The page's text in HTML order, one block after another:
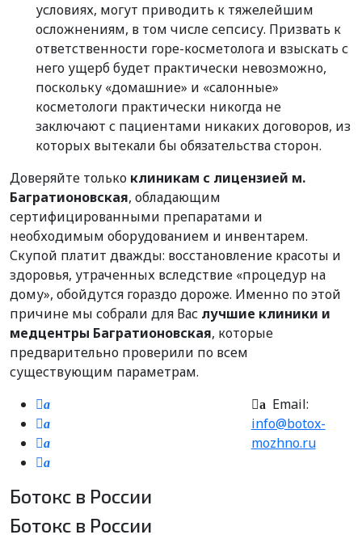
условиях, могут приводить к тяжелейшим
осложнениям, в том числе сепсису. Призвать к
ответственности горе-косметолога и взыскать с
него ущерб будет практически невозможно,
поскольку «домашние» и «салонные»
косметологи практически никогда не
заключают с пациентами никаких договоров, из
которых вытекали бы обязательства сторон.
Доверяйте только клиникам с лицензией м.
Багратионовская, обладающим
сертифицированными препаратами и
необходимым оборудованием и инвентарем.
Скупой платит дважды: восстановление красоты и
здоровья, утраченных вследствие «процедур на
дому», обойдутся гораздо дороже. Именно по этой
причине мы собрали для Вас лучшие клиники и
медцентры Багратионовская, которые
предварительно проверили по всем
существующим параметрам.
a
a
a
a
a Email:
info@botox-
mozhno.ru
Ботокс в России
Ботокс в России